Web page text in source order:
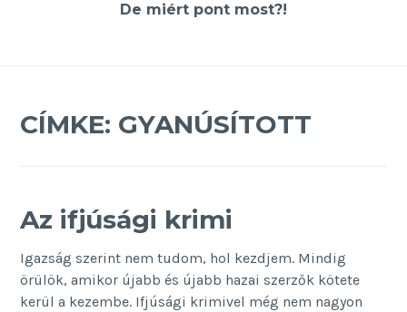
De miért pont most?!
CÍMKE: GYANÚSÍTOTT
Az ifjúsági krimi
Igazság szerint nem tudom, hol kezdjem. Mindig
örülök, amikor újabb és újabb hazai szerzők kötete
kerül a kezembe. Ifjúsági krimivel még nem nagyon